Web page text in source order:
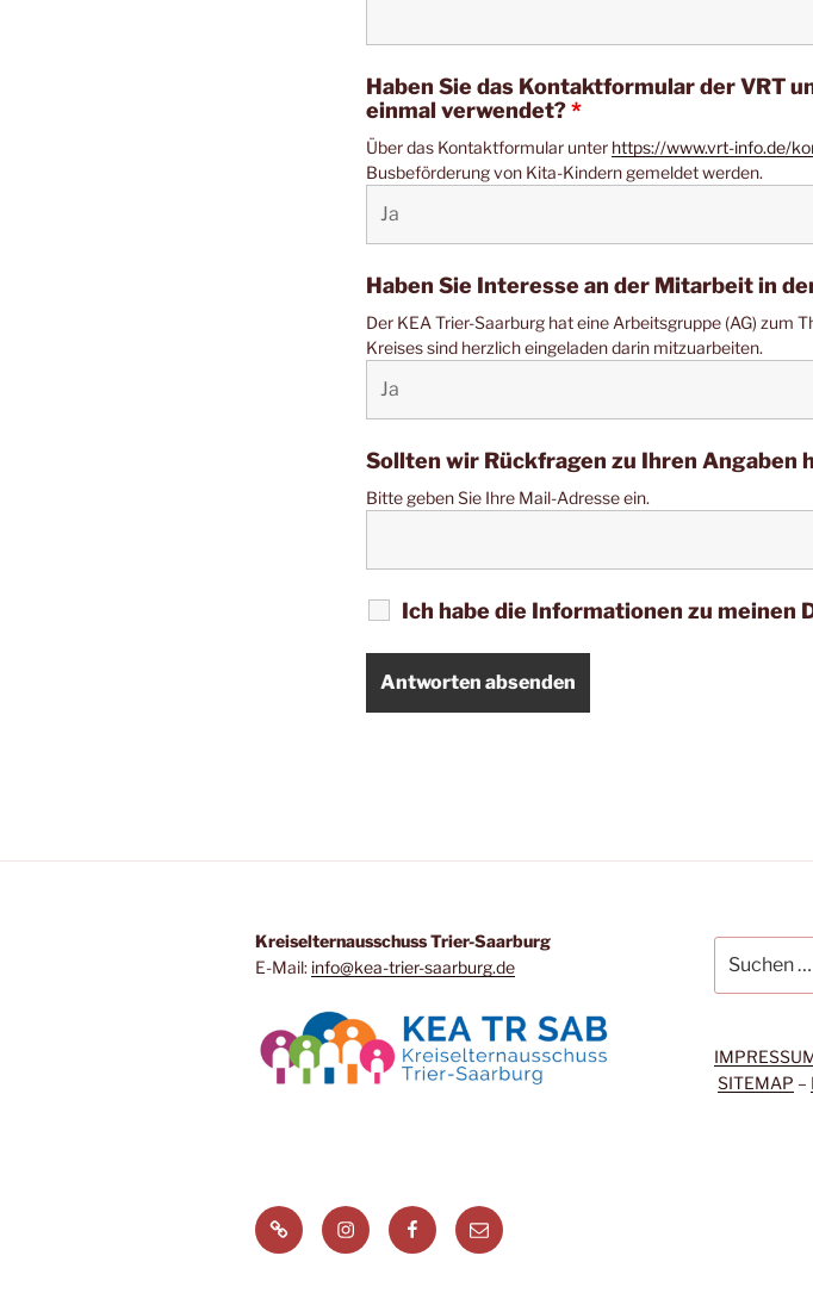
Haben Sie das Kontaktformular der VRT
einmal verwendet?*
Über das Kontaktformular unter https://www.vrt-info.de/
Busbeförderung von Kita-Kindern gemeldet werden.
Haben Sie Interesse an der Mitarbeit in
Der KEA Trier-Saarburg hat eine Arbeitsgruppe (AG) zum
Kreises sind herzlich eingeladen darin mitzuarbeiten.
Sollten wir Rückfragen zu Ihren Angaben
Bitte geben Sie Ihre Mail-Adresse ein.
Ich habe die Informationen zu meinen
Kreiselternausschuss Trier-Saarburg
E-Mail: info@kea-trier-saarburg.de
nach:
SITEMAP –
Signal
Messenger
InstagramFacebookMenüeintrag